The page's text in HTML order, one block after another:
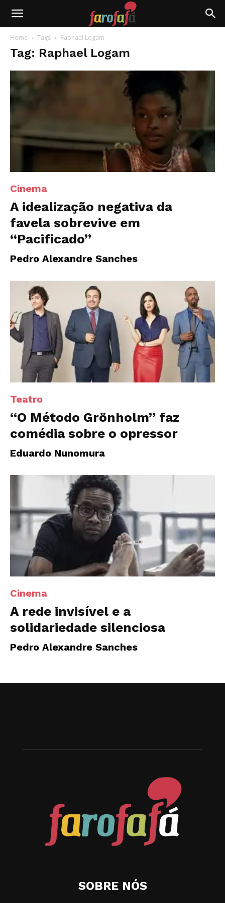
Farofafá
Home Tags Raphael Logam
Tag: Raphael Logam
Cinema
A idealização negativa da
favela sobrevive em
“Pacificado”
Pedro Alexandre Sanches
Teatro
“O Método Grönholm” faz
comédia sobre o opressor
Eduardo Nunomura
Cinema
A rede invisível e a
solidariedade silenciosa
Pedro Alexandre Sanches
SOBRE NÓS